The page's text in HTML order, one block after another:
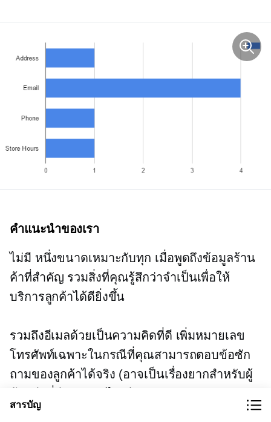
คำแนะนำของเรา
ไม่มี หนึ่งขนาดเหมาะกับทุก เมื่อพูดถึงข้อมูลร้าน
ค้าที่สำคัญ รวมสิ่งที่คุณรู้สึกว่าจำเป็นเพื่อให้
บริการลูกค้าได้ดียิ่งขึ้น
รวมถึงอีเมลด้วยเป็นความคิดที่ดี เพิ่มหมายเลข
โทรศัพท์เฉพาะในกรณีที่คุณสามารถตอบข้อซัก
ถามของลูกค้าได้จริง (อาจเป็นเรื่องยากสำหรับผู้
สถานที่ตั้ง/เวลาทำการของร้านค้ามีความจำเป็น
สารบัญ